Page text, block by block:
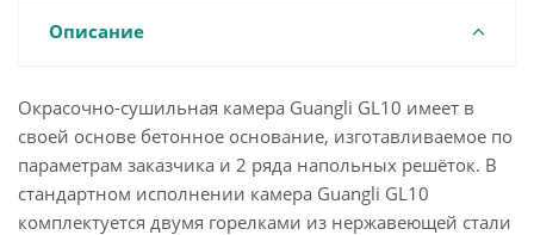
Описание
Окрасочно-сушильная камера Guangli GL10 имеет в
своей основе бетонное основание, изготавливаемое по
параметрам заказчика и 2 ряда напольных решёток. В
стандартном исполнении камера Guangli GL10
комплектуется двумя горелками из нержавеющей стали